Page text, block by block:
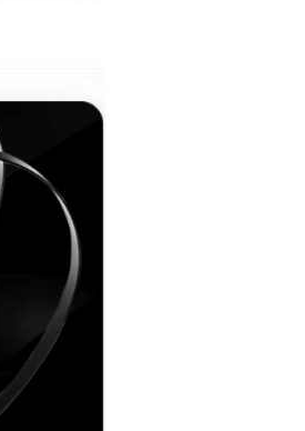
cenas mais
channel loudspeaker
soft dome
Klarity™ cone
60 Hz – 20 kHz
V @ 1 m)